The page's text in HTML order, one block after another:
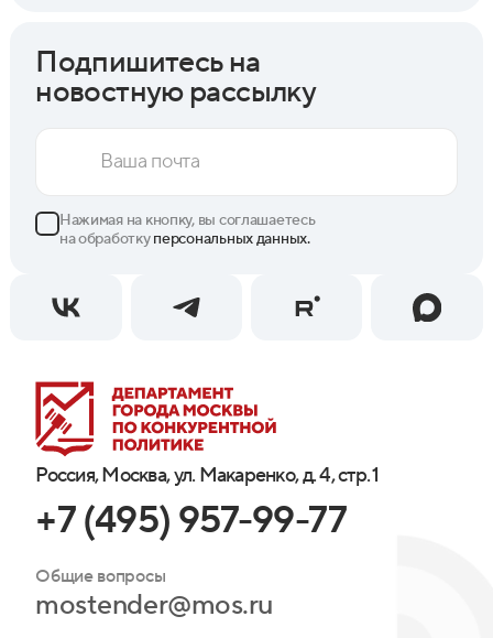
Россия, Москва, ул. Макаренко, д. 4, стр. 1
+7 (495) 957-99-77
Общие вопросы
mostender@mos.ru
Подпишитесь на
новостную рассылку
Нажимая на кнопку, вы соглашаетесь
на обработкуперсональных данных.